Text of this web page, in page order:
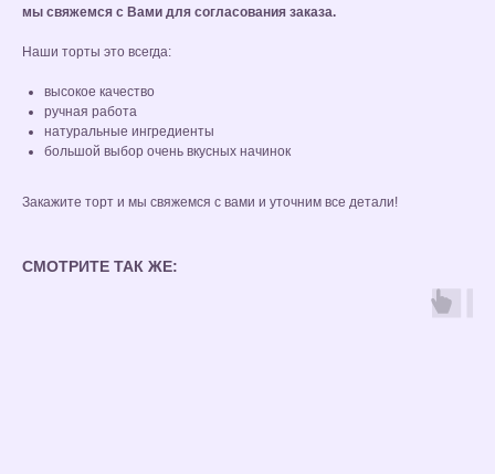
мы свяжемся с Вами для согласования заказа.
Наши торты это всегда:
высокое качество
ручная работа
натуральные ингредиенты
большой выбор очень вкусных начинок
Закажите торт и мы свяжемся с вами и уточним все детали!
СМОТРИТЕ ТАК ЖЕ: